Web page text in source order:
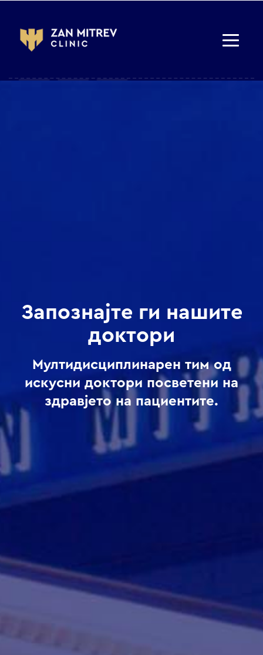
Запознајте ги нашите
доктори
Мултидисциплинарен тим од
искусни доктори посветени на
здравјето на пациентите.